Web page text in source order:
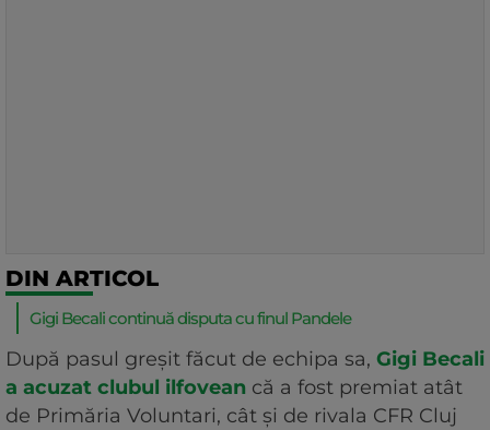
DIN ARTICOL
Gigi Becali continuă disputa cu finul Pandele
După pasul greșit făcut de echipa sa, Gigi Becali
a acuzat clubul ilfovean că a fost premiat atât
de Primăria Voluntari, cât și de rivala CFR Cluj